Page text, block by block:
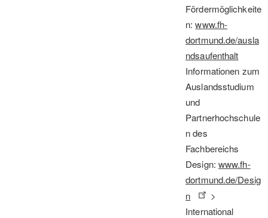
Fördermöglichkeite
n:www.fh-
dortmund.de/ausla
ndsaufenthalt
Informationen zum
Auslandsstudium
und
Partnerhochschule
n des
Fachbereichs
Design: www.fh-
dortmund.de/Desig
n
>
International